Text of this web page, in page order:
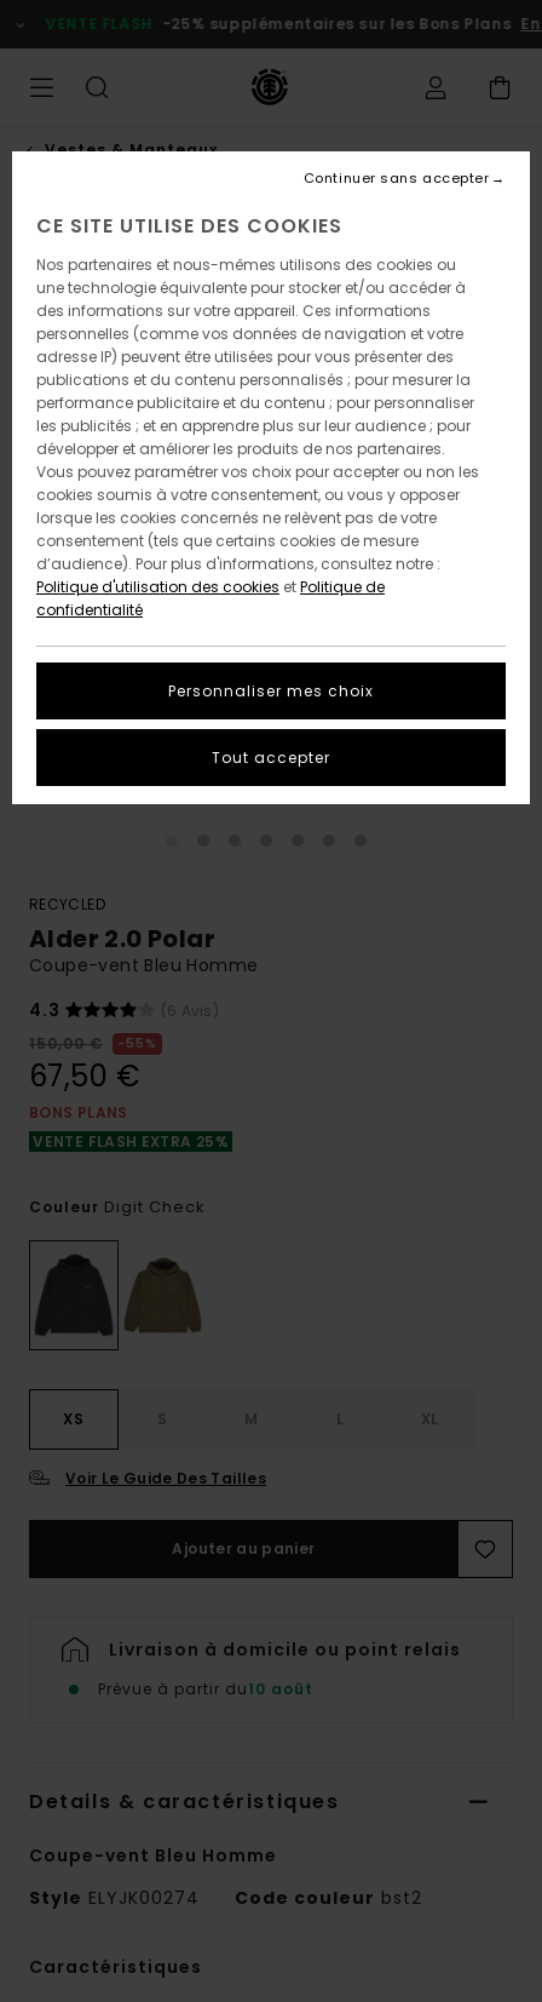
l'information
VENTE FLASH -25% supplémentaires sur les Bons Plans En
Vestes & Manteaux
RECYCLED
Alder 2.0 Polar
Coupe-vent Bleu Homme
4.3
(6 Avis)
150,00 €
55%
67,50 €
BONS PLANS
VENTE FLASH EXTRA 25%
Couleur Digit Check
XS S M L XL
Voir Le Guide Des Tailles
Ajouter au panier
Livraison à domicile ou point relais
Prévue à partir du10 août
Details & caractéristiques
Coupe-vent Bleu Homme
Style ELYJK00274 Code couleur bst2
Caractéristiques
CE SITE UTILISE DES COOKIES
Nos partenaires et nous-mêmes utilisons des cookies ou
une technologie équivalente pour stocker et/ou accéder à
des informations sur votre appareil. Ces informations
personnelles (comme vos données de navigation et votre
adresse IP) peuvent être utilisées pour vous présenter des
publications et du contenu personnalisés ; pour mesurer la
performance publicitaire et du contenu ; pour personnaliser
les publicités ; et en apprendre plus sur leur audience ; pour
développer et améliorer les produits de nos partenaires.
Vous pouvez paramétrer vos choix pour accepter ou non les
cookies soumis à votre consentement, ou vous y opposer
lorsque les cookies concernés ne relèvent pas de votre
consentement (tels que certains cookies de mesure
d’audience). Pour plus d'informations, consultez notre :
Politique d'utilisation des cookies etPolitique de
confidentialité
Personnaliser mes choix
Continuer sans accepter
Tout accepter